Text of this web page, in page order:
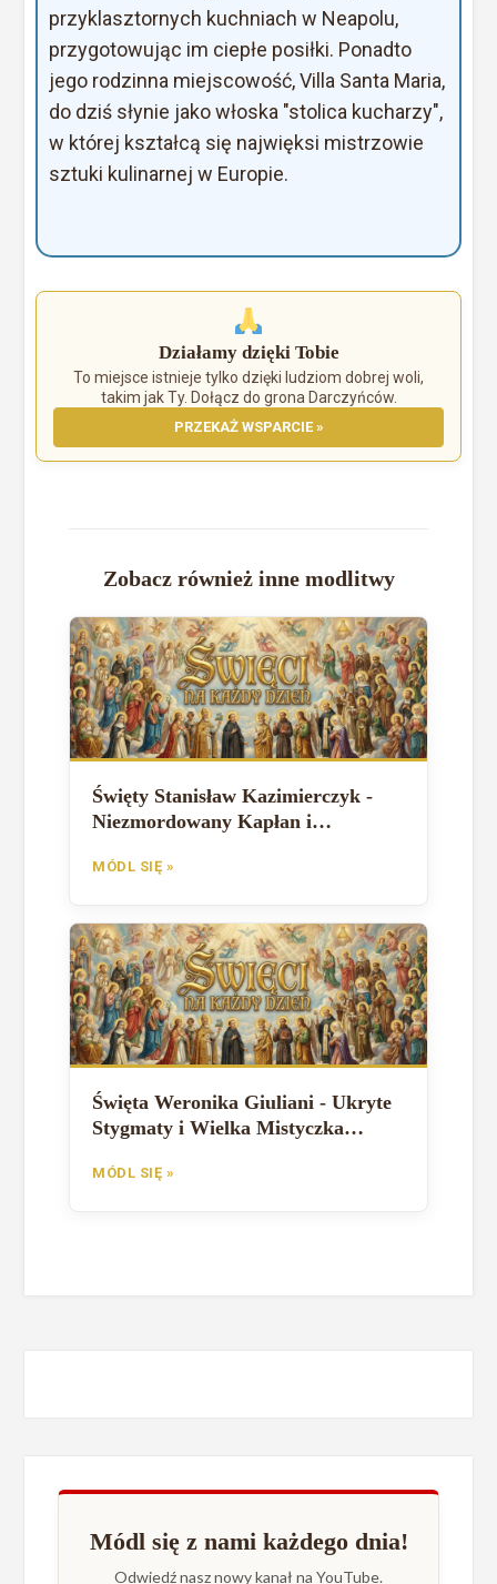
przyklasztornych kuchniach w Neapolu,
przygotowując im ciepłe posiłki. Ponadto
jego rodzinna miejscowość, Villa Santa Maria,
do dziś słynie jako włoska "stolica kucharzy",
w której kształcą się najwięksi mistrzowie
sztuki kulinarnej w Europie.
Działamy dzięki Tobie
To miejsce istnieje tylko dzięki ludziom dobrej woli,
takim jak Ty. Dołącz do grona Darczyńców.
PRZEKAŻ WSPARCIE »
Zobacz również inne modlitwy
Święty Stanisław Kazimierczyk -
Niezmordowany Kapłan i
MÓDL SIĘ »
Święta Weronika Giuliani - Ukryte
Stygmaty i Wielka Mistyczka
MÓDL SIĘ »
Módl się z nami każdego dnia!
Odwiedź nasz nowy kanał na YouTube.